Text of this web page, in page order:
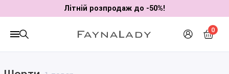
Літній розпродаж до -50%!
0